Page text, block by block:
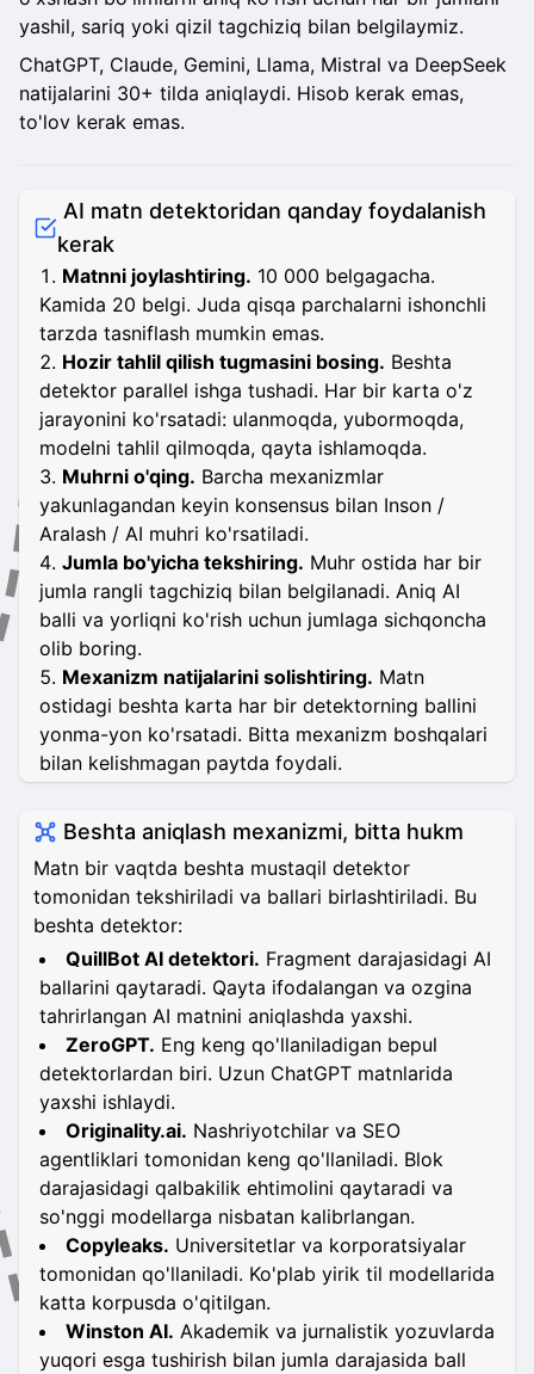
yashil, sariq yoki qizil tagchiziq bilan belgilaymiz.
ChatGPT, Claude, Gemini, Llama, Mistral va DeepSeek
natijalarini 30+ tilda aniqlaydi. Hisob kerak emas,
to'lov kerak emas.
AI matn detektoridan qanday foydalanish
kerak
Matnni joylashtiring. 10 000 belgagacha.
Kamida 20 belgi. Juda qisqa parchalarni ishonchli
tarzda tasniflash mumkin emas.
Hozir tahlil qilish tugmasini bosing. Beshta
detektor parallel ishga tushadi. Har bir karta o'z
jarayonini ko'rsatadi: ulanmoqda, yubormoqda,
modelni tahlil qilmoqda, qayta ishlamoqda.
Muhrni o'qing. Barcha mexanizmlar
yakunlagandan keyin konsensus bilan Inson /
Aralash / AI muhri ko'rsatiladi.
Jumla bo'yicha tekshiring. Muhr ostida har bir
jumla rangli tagchiziq bilan belgilanadi. Aniq AI
balli va yorliqni ko'rish uchun jumlaga sichqoncha
olib boring.
Mexanizm natijalarini solishtiring. Matn
ostidagi beshta karta har bir detektorning ballini
yonma-yon ko'rsatadi. Bitta mexanizm boshqalari
bilan kelishmagan paytda foydali.
Beshta aniqlash mexanizmi, bitta hukm
Matn bir vaqtda beshta mustaqil detektor
tomonidan tekshiriladi va ballari birlashtiriladi. Bu
beshta detektor:
QuillBot AI detektori. Fragment darajasidagi AI
ballarini qaytaradi. Qayta ifodalangan va ozgina
tahrirlangan AI matnini aniqlashda yaxshi.
ZeroGPT. Eng keng qo'llaniladigan bepul
detektorlardan biri. Uzun ChatGPT matnlarida
yaxshi ishlaydi.
Originality.ai. Nashriyotchilar va SEO
agentliklari tomonidan keng qo'llaniladi. Blok
darajasidagi qalbakilik ehtimolini qaytaradi va
so'nggi modellarga nisbatan kalibrlangan.
Copyleaks. Universitetlar va korporatsiyalar
tomonidan qo'llaniladi. Ko'plab yirik til modellarida
katta korpusda o'qitilgan.
Winston AI. Akademik va jurnalistik yozuvlarda
yuqori esga tushirish bilan jumla darajasida ball